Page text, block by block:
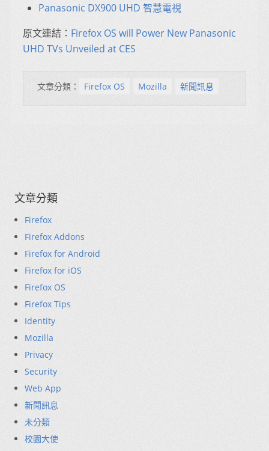
Panasonic DX900 UHD 智慧電視
原文連結： Firefox OS will Power New Panasonic
UHD TVs Unveiled at CES
文章分類： Firefox OS Mozilla 新聞訊息
文章分類
Firefox
Firefox Addons
Firefox for Android
Firefox for iOS
Firefox OS
Firefox Tips
Identity
Mozilla
Privacy
Security
Web App
新聞訊息
未分類
校園大使